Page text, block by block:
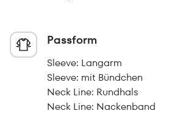
Passform
Sleeve: Langarm
Sleeve: mit Bündchen
Neck Line: Rundhals
Neck Line: Nackenband